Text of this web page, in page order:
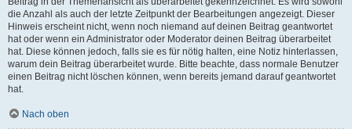
die Anzahl als auch der letzte Zeitpunkt der Bearbeitungen angezeigt. Dieser
Hinweis erscheint nicht, wenn noch niemand auf deinen Beitrag geantwortet
hat oder wenn ein Administrator oder Moderator deinen Beitrag überarbeitet
hat. Diese können jedoch, falls sie es für nötig halten, eine Notiz hinterlassen,
warum dein Beitrag überarbeitet wurde. Bitte beachte, dass normale Benutzer
einen Beitrag nicht löschen können, wenn bereits jemand darauf geantwortet
hat.
Nach oben